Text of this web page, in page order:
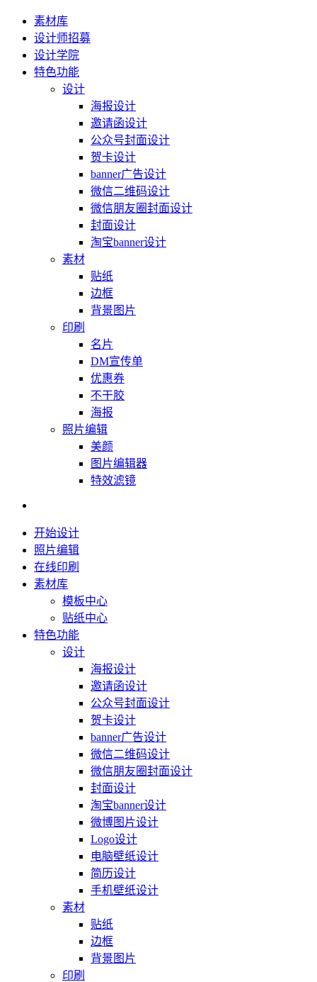
素材库
设计师招募
设计学院
特色功能
设计
海报设计
邀请函设计
公众号封面设计
贺卡设计
banner广告设计
微信二维码设计
微信朋友圈封面设计
封面设计
淘宝banner设计
素材
贴纸
边框
背景图片
印刷
名片
DM宣传单
优惠券
不干胶
海报
照片编辑
美颜
图片编辑器
特效滤镜
开始设计
照片编辑
在线印刷
素材库
模板中心
贴纸中心
特色功能
设计
海报设计
邀请函设计
公众号封面设计
贺卡设计
banner广告设计
微信二维码设计
微信朋友圈封面设计
封面设计
淘宝banner设计
微博图片设计
Logo设计
电脑壁纸设计
简历设计
手机壁纸设计
素材
贴纸
边框
背景图片
印刷